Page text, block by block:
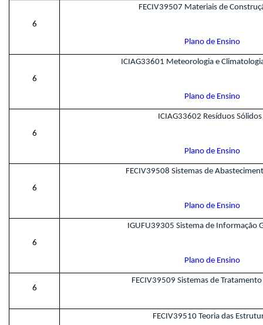
6
FECIV39507 Materiais de
Plano de Ensino
6
ICIAG33601 Meteorologia e
Plano de Ensino
6
ICIAG33602 Resíduos Sólidos
Plano de Ensino
6
FECIV39508 Sistemas de
Plano de Ensino
6
IGUFU39305 Sistema de Informação
Plano de Ensino
6
FECIV39509 Sistemas de
FECIV39510 Teoria das